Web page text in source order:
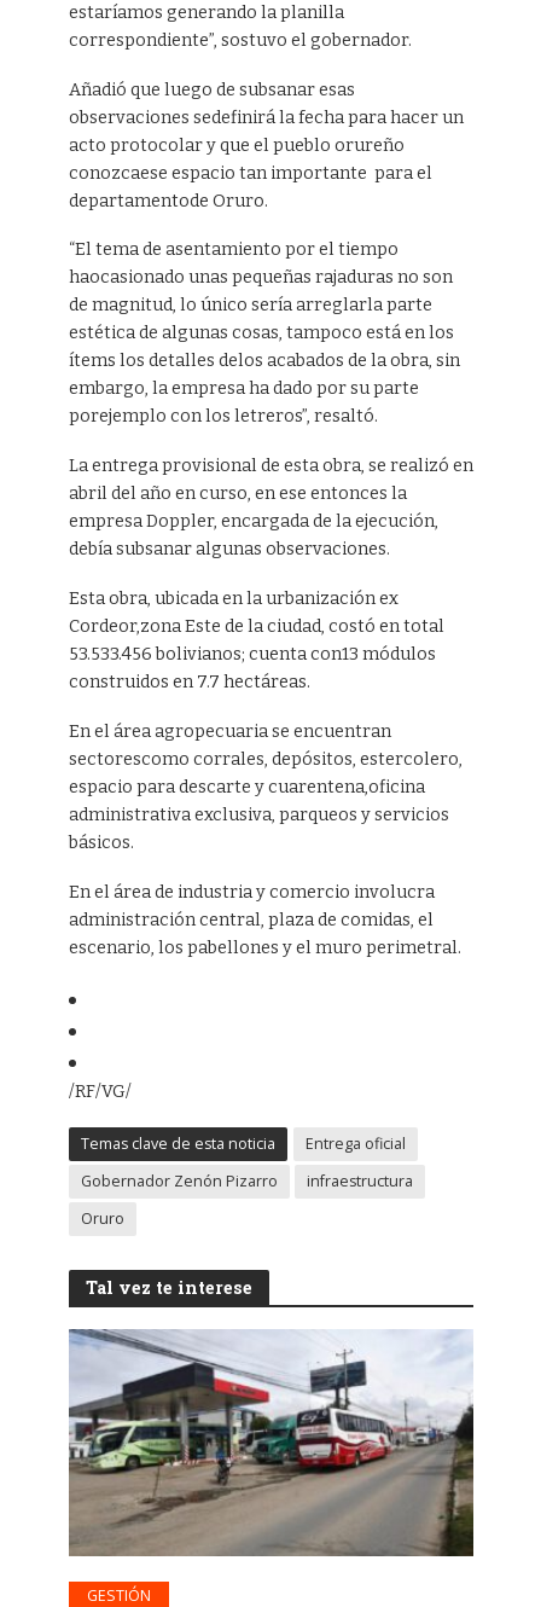
estaríamos generando la planilla
correspondiente”, sostuvo el gobernador.
Añadió que luego de subsanar esas
observaciones sedefinirá la fecha para hacer un
acto protocolar y que el pueblo orureño
conozcaese espacio tan importante para el
departamentode Oruro.
“El tema de asentamiento por el tiempo
haocasionado unas pequeñas rajaduras no son
de magnitud, lo único sería arreglarla parte
estética de algunas cosas, tampoco está en los
ítems los detalles delos acabados de la obra, sin
embargo, la empresa ha dado por su parte
porejemplo con los letreros”, resaltó.
La entrega provisional de esta obra, se realizó en
abril del año en curso, en ese entonces la
empresa Doppler, encargada de la ejecución,
debía subsanar algunas observaciones.
Esta obra, ubicada en la urbanización ex
Cordeor,zona Este de la ciudad, costó en total
53.533.456 bolivianos; cuenta con13 módulos
construidos en 7.7 hectáreas.
En el área agropecuaria se encuentran
sectorescomo corrales, depósitos, estercolero,
espacio para descarte y cuarentena,oficina
administrativa exclusiva, parqueos y servicios
básicos.
En el área de industria y comercio involucra
administración central, plaza de comidas, el
escenario, los pabellones y el muro perimetral.
/RF/VG/
Temas clave de esta noticia
Entrega oficial
Gobernador Zenón Pizarro
infraestructura
Oruro
Tal vez te interese
GESTIÓN